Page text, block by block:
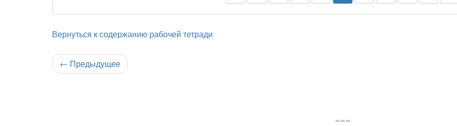
Вернуться к содержанию рабочей тетради
← Предыдущее